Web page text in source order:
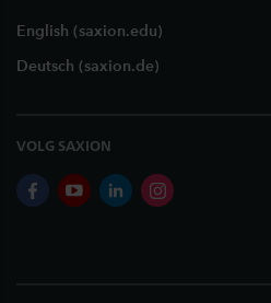
English (saxion.edu)
Deutsch (saxion.de)
VOLG SAXION
facebookyoutubelinkedininstagram